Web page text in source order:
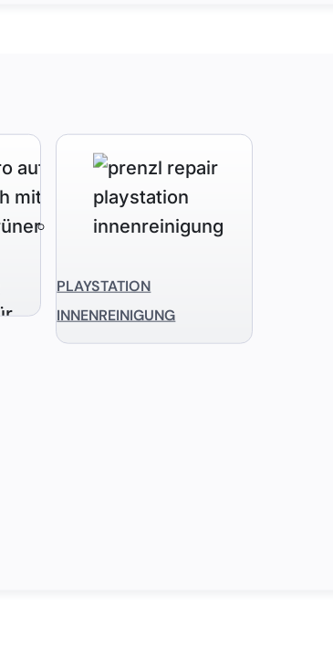
PLAYSTATION
INNENREINIGUNG